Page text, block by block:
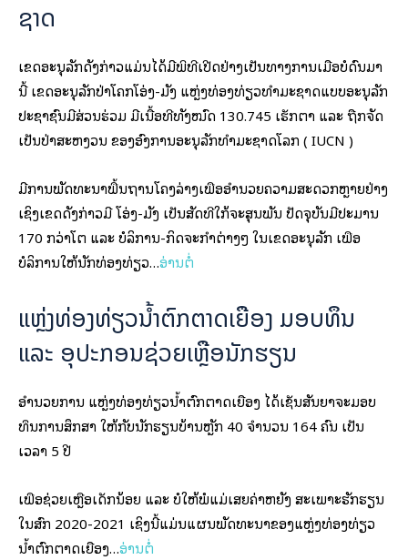
ຊາດ
ເຂດອະນຸລັກດັ່ງກ່າວແມ່ນໄດ້ມີພິທີເປີດຢ່າງເປັນທາງການເມື່ອບໍ່ດົນມາ
ນີ້ ເຂດອະນຸລັກປ່າໂຄກໂອ່ງ-ມັ່ງ ແຫຼ່ງທ່ອງທ່ຽວທຳມະຊາດແບບອະນຸລັກ
ປະຊາຊົນມີສ່ວນຮ່ວມ ມີເນື້ອທີ່ທັງໝົດ 130.745 ເຮັກຕາ ແລະ ຖືກຈັດ
ເປັນປ່າສະຫງວນ ຂອງອົງການອະນຸລັກທຳມະຊາດໂລກ ( IUCN )
ມີການພັດທະນາພື້ນຖານໂຄງລ່າງເພື່ອອຳນວຍຄວາມສະດວກຫຼາຍຢ່າງ
ເຊິ່ງເຂດດັ່ງກ່າວມີ ໂອ່ງ-ມັ່ງ ເປັນສັດທີ່ໃກ້ຈະສຸນພັນ ປັດຈຸບັນມີປະມານ
170 ກວ່າໂຕ ແລະ ບໍລິການ-ກິດຈະກຳຕ່າງໆ ໃນເຂດອະນຸລັກ ເພື່ອ
ບໍລິການໃຫ້ນັກທ່ອງທ່ຽວ…ອ່ານຕໍ່
ແຫຼ່ງທ່ອງທ່ຽວນໍ້າຕົກຕາດເຍືອງ ມອບທຶນ
ແລະ ອຸປະກອນຊ່ວຍເຫຼືອນັກຮຽນ
ອຳນວຍການ ແຫຼ່ງທ່ອງທ່ຽວນໍ້າຕົກຕາດເຍືອງ ໄດ້ເຊັນສັນຍາຈະມອບ
ທຶນການສຶກສາ ໃຫ້ກັບນັກຮຽນບ້ານຫຼັກ 40 ຈຳນວນ 164 ຄົນ ເປັນ
ເວລາ 5 ປີ
ເພື່ອຊ່ວຍເຫຼືອເດັກນ້ອຍ ແລະ ບໍ່ໃຫ້ພໍ່ແມ່ເສຍຄ່າຫຍັງ ສະເພາະຮັກຮຽນ
ໃນສົກ 2020-2021 ເຊິ່ງນີ້ແມ່ນແຜນພັດທະນາຂອງແຫຼ່ງທ່ອງທ່ຽວ
ນໍ້າຕົກຕາດເຍືອງ…ອ່ານຕໍ່